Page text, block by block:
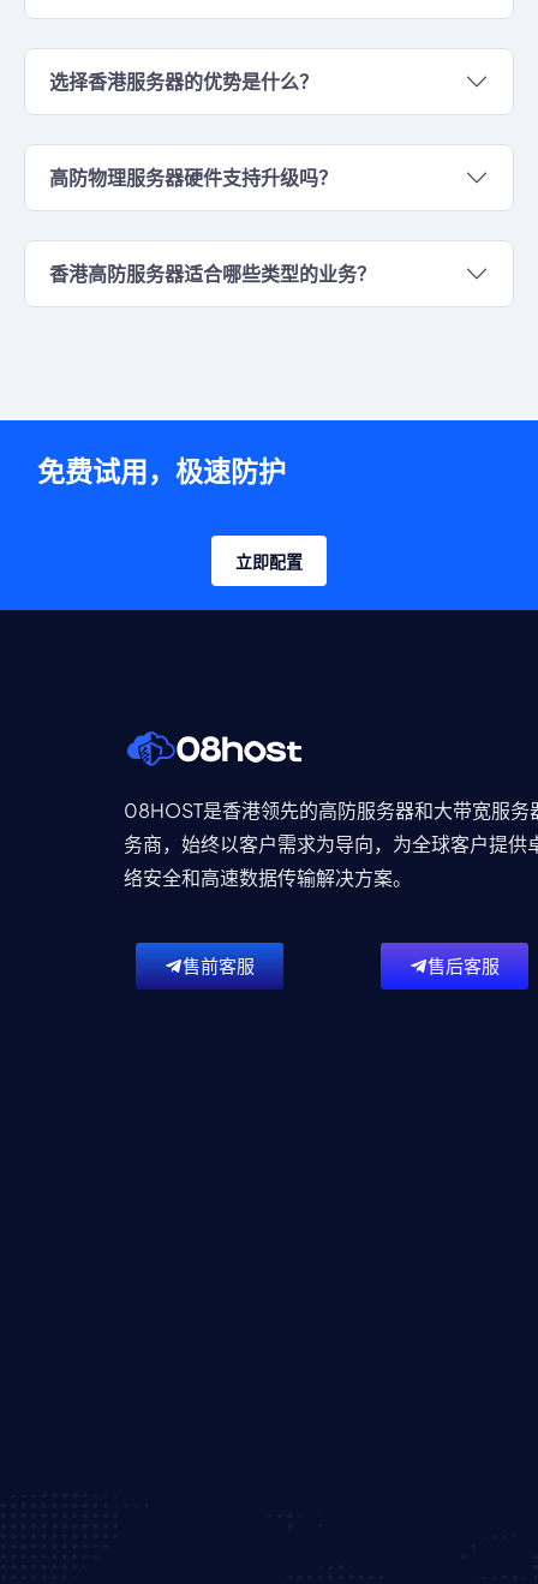
选择香港服务器的优势是什么？
高防物理服务器硬件支持升级吗？
香港高防服务器适合哪些类型的业务？
免费试用，极速防护
立即配置
08HOST是香港领先的高防服务器和大带宽服务
务商，始终以客户需求为导向，为全球客户提供
络安全和高速数据传输解决方案。
售前客服 售后客服